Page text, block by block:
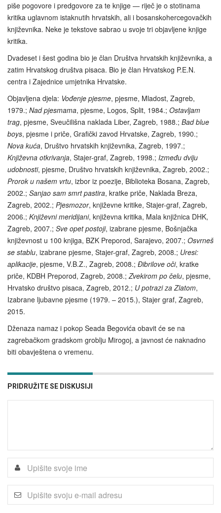
piše pogovore i predgovore za te knjige — riječ je o stotinama
kritika uglavnom istaknutih hrvatskih, ali i bosanskohercegovačkih
književnika. Neke je tekstove sabrao u svoje tri objavljene knjige
kritika.
Dvadeset i šest godina bio je član Društva hrvatskih književnika, a
zatim Hrvatskog društva pisaca. Bio je član Hrvatskog P.E.N.
centra i Zajednice umjetnika Hrvatske.
Objavljena djela: Vođenje pjesme, pjesme, Mladost, Zagreb,
1979.; Nad pjesmama, pjesme, Logos, Split, 1984.; Ostavljam
trag, pjesme, Sveučilišna naklada Liber, Zagreb, 1988.; Bad blue
boys, pjesme i priče, Grafički zavod Hrvatske, Zagreb, 1990.;
Nova kuća, Društvo hrvatskih književnika, Zagreb, 1997.;
Književna otkrivanja, Stajer-graf, Zagreb, 1998.; Između dviju
udobnosti, pjesme, Društvo hrvatskih književnika, Zagreb, 2002.;
Prorok u našem vrtu, izbor iz poezije, Biblioteka Bosana, Zagreb,
2002.; Sanjao sam smrt pastira, kratke priče, Naklada Breza,
Zagreb, 2002.; Pjesmozor, književne kritike, Stajer-graf, Zagreb,
2006.; Književni meridijani, književna kritika, Mala knjižnica DHK,
Zagreb, 2007.; Sve opet postoji, izabrane pjesme, Bošnjačka
književnost u 100 knjiga, BZK Preporod, Sarajevo, 2007.; Osvrneš
se stablu, izabrane pjesme, Stajer-graf, Zagreb, 2008.; Uresi:
aplikacije, pjesme, V.B.Z., Zagreb, 2008.; Đibrilove oči, kratke
priče, KDBH Preporod, Zagreb, 2008.;Zvekirom po čelu, pjesme,
Hrvatsko društvo pisaca, Zagreb, 2012.; U potrazi za Zlatom,
Izabrane ljubavne pjesme (1979. – 2015.), Stajer graf, Zagreb,
2015.
Dženaza namaz i pokop Seada Begovića obavit će se na
zagrebačkom gradskom groblju Mirogoj, a javnost će naknadno
biti obavještena o vremenu.
PRIDRUŽITE SE DISKUSIJI